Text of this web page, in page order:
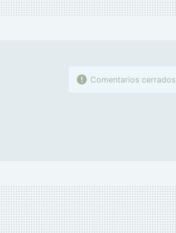
Comentarios cerrados